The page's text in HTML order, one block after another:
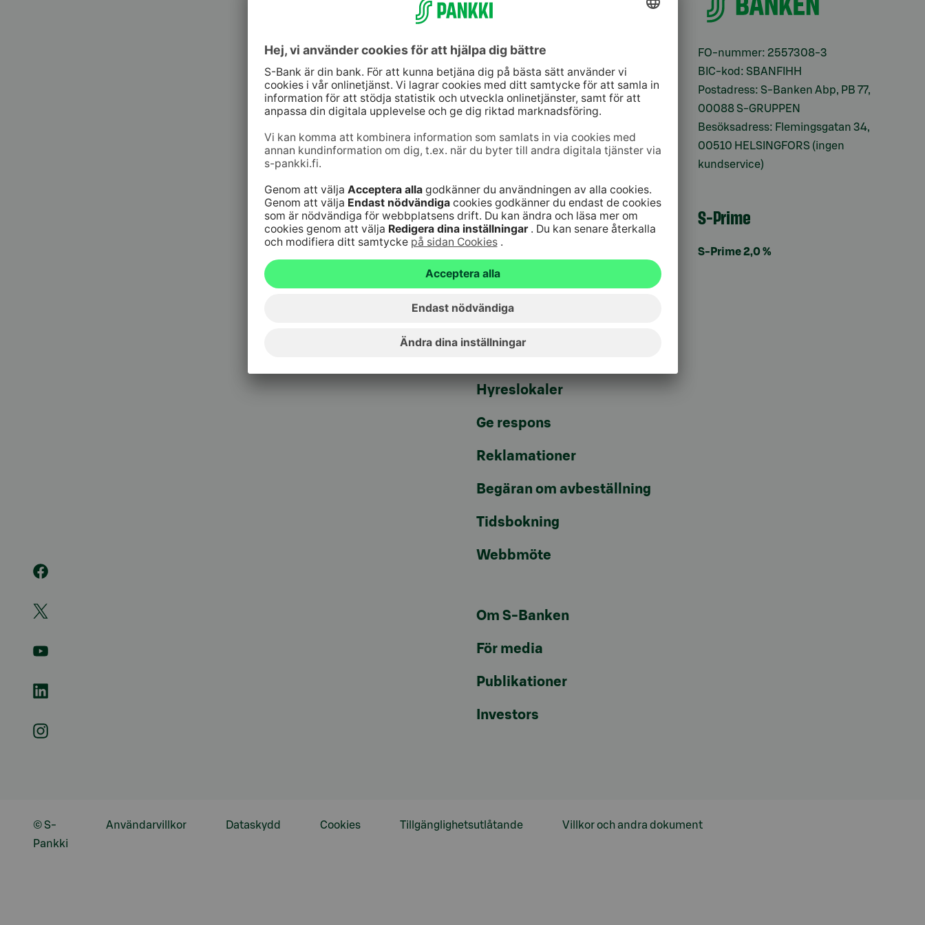
må–fr kl. 9–16
Spärrtjänst för bankkoder 24
h/dygn
09 6964 6820
Spärrtjänst för kort 24
h/dygn
020 333
Uppdatera dina uppgifter
Kontrollera
webbankskoderna
Bli kund
Vanliga frågor
Säker hantering av
bankärenden
Fondkurser
Hyreslokaler
Ge respons
Reklamationer
Begäran om avbeställning
Tidsbokning
Webbmöte
Om S-Banken
För media
Publikationer
Investors
FO-nummer: 2557308-3
BIC-kod: SBANFIHH
Postadress: S-Banken Abp, PB 77,
00088 S-GRUPPEN
Besöksadress: Flemingsgatan 34,
00510 HELSINGFORS (ingen
kundservice)
S-Prime
S-Prime 2,0 %
Användarvillkor Dataskydd Cookies Tillgänglighetsutlåtande Villkor och andra dokument
© S-
Pankki